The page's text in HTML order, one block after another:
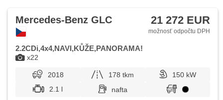
x22
Mercedes-Benz GLC 21 272 EUR
možnosť odpočtu DPH
2.2CDi,4x4,NAVI,KŮŽE,PANORAMA!
2018 178 tkm
150 kW
2.1 l
nafta